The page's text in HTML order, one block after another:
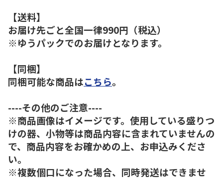
【送料】
お届け先ごと全国一律990円（税込）
※ゆうパックでのお届けとなります。
【同梱】
同梱可能な商品はこちら。
----その他のご注意----
※商品画像はイメージです。使用している盛りつ
けの器、小物等は商品内容に含まれていませんの
で、商品内容をお確かめの上、お申込みくださ
い。
※複数個口になった場合、同時発送はできませ